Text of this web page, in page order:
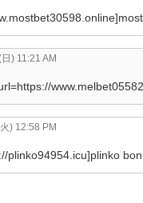
) 11:21 AM
) 12:58 PM
plinko94954.icu]plinko